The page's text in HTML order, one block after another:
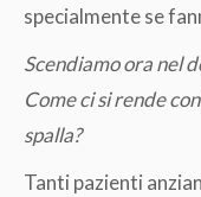
specialmente se
Scendiamo ora nel
Come ci si rende
spalla?
Tanti pazienti